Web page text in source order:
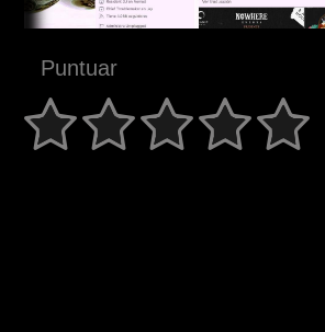
Puntuar